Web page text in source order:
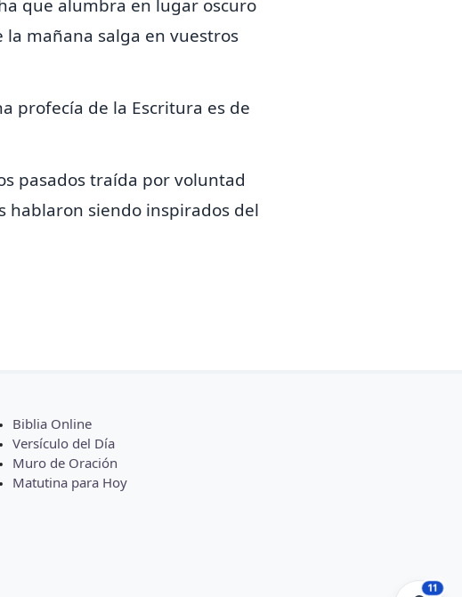
que alumbra en lugar oscuro
la mañana salga en vuestros
profecía de la Escritura es de
pasados traída por voluntad
hablaron siendo inspirados del
Biblia Online
Versículo del Día
Muro de Oración
Matutina para Hoy
11